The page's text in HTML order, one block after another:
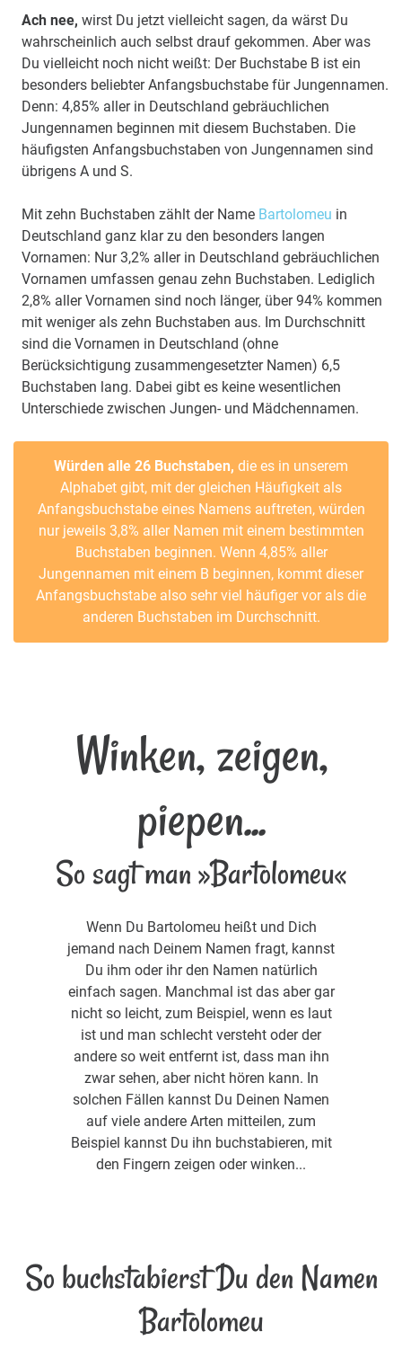
Ach nee, wirst Du jetzt vielleicht sagen, da wärst Du
wahrscheinlich auch selbst drauf gekommen. Aber was
Du vielleicht noch nicht weißt: Der Buchstabe B ist ein
besonders beliebter Anfangsbuchstabe für Jungennamen.
Denn: 4,85% aller in Deutschland gebräuchlichen
Jungennamen beginnen mit diesem Buchstaben. Die
häufigsten Anfangsbuchstaben von Jungennamen sind
übrigens A und S.
Mit zehn Buchstaben zählt der Name Bartolomeu in
Deutschland ganz klar zu den besonders langen
Vornamen: Nur 3,2% aller in Deutschland gebräuchlichen
Vornamen umfassen genau zehn Buchstaben. Lediglich
2,8% aller Vornamen sind noch länger, über 94% kommen
mit weniger als zehn Buchstaben aus. Im Durchschnitt
sind die Vornamen in Deutschland (ohne
Berücksichtigung zusammengesetzter Namen) 6,5
Buchstaben lang. Dabei gibt es keine wesentlichen
Unterschiede zwischen Jungen- und Mädchennamen.
Würden alle 26 Buchstaben, die es in unserem
Alphabet gibt, mit der gleichen Häufigkeit als
Anfangsbuchstabe eines Namens auftreten, würden
nur jeweils 3,8% aller Namen mit einem bestimmten
Buchstaben beginnen. Wenn 4,85% aller
Jungennamen mit einem B beginnen, kommt dieser
Anfangsbuchstabe also sehr viel häufiger vor als die
anderen Buchstaben im Durchschnitt.
Winken, zeigen,
piepen...
So sagt man »Bartolomeu«
Wenn Du Bartolomeu heißt und Dich
jemand nach Deinem Namen fragt, kannst
Du ihm oder ihr den Namen natürlich
einfach sagen. Manchmal ist das aber gar
nicht so leicht, zum Beispiel, wenn es laut
ist und man schlecht versteht oder der
andere so weit entfernt ist, dass man ihn
zwar sehen, aber nicht hören kann. In
solchen Fällen kannst Du Deinen Namen
auf viele andere Arten mitteilen, zum
Beispiel kannst Du ihn buchstabieren, mit
den Fingern zeigen oder winken...
So buchstabierst Du den Namen
Bartolomeu